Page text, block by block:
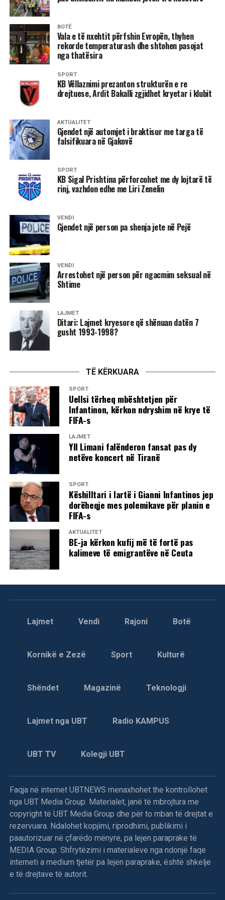
📞 038 60 70 70 | 046 60 70 70
📍 M2 Prishtinë–Ferizaj, Km 7, Prishtinë, Kosovë
Kujdesi për tiroiden është investim për shëndetin tuaj.
Diagnostikimi në kohë mbetet çelësi për parandalim dhe
BOTË
Vala e të nxehtit përfshin Evropën, thyhen
rekorde temperaturash dhe shtohen pasojat
nga thatësira
SPORT
KB Vëllaznimi prezanton strukturën e re
drejtuese, Ardit Bakalli zgjidhet kryetar i klubit
AKTUALITET
Gjendet një automjet i braktisur me targa të
falsifikuara në Gjakovë
SPORT
KB Sigal Prishtina përforcohet me dy lojtarë të
rinj, vazhdon edhe me Liri Zenelin
VENDI
Gjendet një person pa shenja jete në Pejë
VENDI
Arrestohet një person për ngacmim seksual në
Shtime
LAJMET
Ditari: Lajmet kryesore që shënuan datën 7
gusht 1993-1998?
TË KËRKUARA
SPORT
Uellsi tërheq mbështetjen për
Infantinon, kërkon ndryshim në krye të
FIFA-s
LAJMET
Yll Limani falënderon fansat pas dy
netëve koncert në Tiranë
SPORT
Këshilltari i lartë i Gianni Infantinos jep
dorëheqje mes polemikave për planin e
FIFA-s
AKTUALITET
BE-ja kërkon kufij më të fortë pas
kalimeve të emigrantëve në Ceuta
Lajmet Vendi Rajoni Botë
Kornikë e Zezë Sport Kulturë
Shëndet Magazinë Teknologji
Lajmet nga UBT Radio KAMPUS
UBT TV Kolegji UBT
Faqja në internet UBTNEWS menaxhohet the kontrollohet
nga UBT Media Group. Materialet, janë të mbrojtura me
copyright të UBT Media Group dhe për to mban të drejtat e
rezervuara. Ndalohet kopjimi, riprodhimi, publikimi i
paautorizuar në çfarëdo mënyre, pa lejen paraprake të
MEDIA Group. Shfrytëzimi i materialeve nga ndonjë faqe
interneti a medium tjetër pa lejen paraprake, është shkelje
e të drejtave të autorit.